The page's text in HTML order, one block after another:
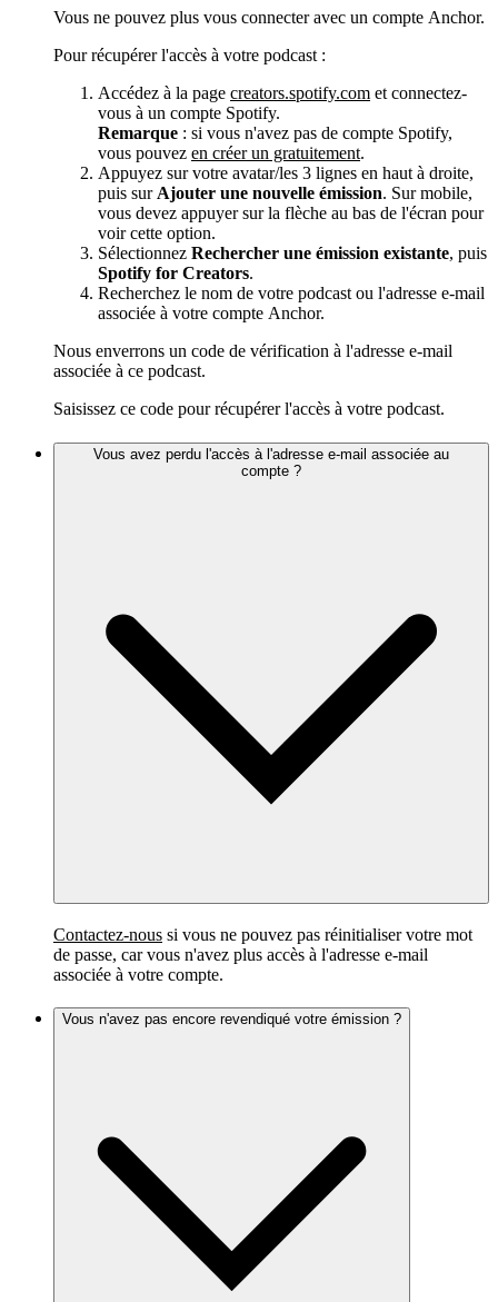
Vous ne pouvez plus vous connecter avec un compte Anchor.
Pour récupérer l'accès à votre podcast :
Accédez à la page creators.spotify.com et connectez-
vous à un compte Spotify.
Remarque : si vous n'avez pas de compte Spotify,
vous pouvez en créer un gratuitement.
Appuyez sur votre avatar/les 3 lignes en haut à droite,
puis sur Ajouter une nouvelle émission. Sur mobile,
vous devez appuyer sur la flèche au bas de l'écran pour
voir cette option.
Sélectionnez Rechercher une émission existante, puis
Spotify for Creators.
Recherchez le nom de votre podcast ou l'adresse e-mail
associée à votre compte Anchor.
Nous enverrons un code de vérification à l'adresse e-mail
associée à ce podcast.
Saisissez ce code pour récupérer l'accès à votre podcast.
Vous avez perdu l'accès à l'adresse e-mail associée au
compte ?
Contactez-nous si vous ne pouvez pas réinitialiser votre mot
de passe, car vous n'avez plus accès à l'adresse e-mail
associée à votre compte.
Vous n'avez pas encore revendiqué votre émission ?